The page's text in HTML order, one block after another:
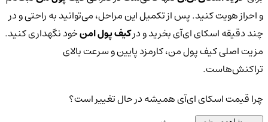
و احراز هویت کنید. پس از تکمیل این مراحل، می‌توانید به راحتی و در
چند دقیقه اسکای ای‌آی بخرید و درکیف پول امنخود نگهداری کنید.
مزیت اصلی کیف پول من، کارمزد پایین و سرعت بالای
تراکنش‌هاست.
چرا قیمت اسکای ای‌آی همیشه در حال تغییر است؟